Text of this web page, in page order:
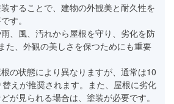
することで、建物の外観美と耐久性を
す。
、風、汚れから屋根を守り、劣化を防
た、外観の美しさを保つためにも重要
の状態により異なりますが、通常は10
えが推奨されます。また、屋根に劣化
が見られる場合は、塗装が必要です。